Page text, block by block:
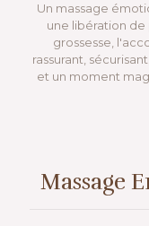
Un massage
une libération de
grossesse,
rassurant,
et un moment
Massage